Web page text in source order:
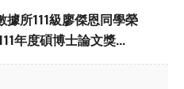
據所111級廖傑恩同學榮
年度碩博士論文獎...